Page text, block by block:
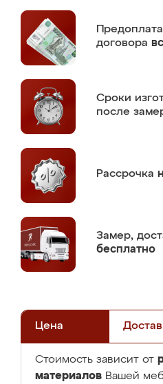
Предоплата
договора
Сроки
после
Рассрочка
Замер,
бесплатно
Цена
Стоимость зависит от
материалов Вашей